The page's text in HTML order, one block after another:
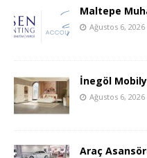
Maltepe
Ağustos 6, 2026
İnegöl
Ağustos 6, 2026
Araç